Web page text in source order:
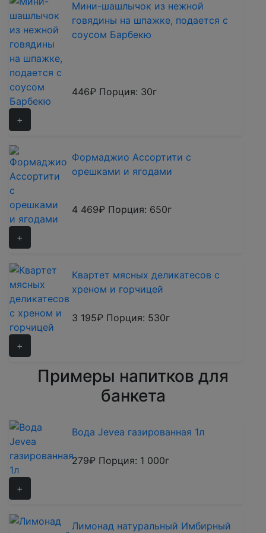
Мини-шашлычок из нежной
говядины на шпажке, подается с
соусом Барбекю
446₽ Порция: 30г
+
Формаджио Ассортити с
орешками и ягодами
4 469₽ Порция: 650г
+
Квартет мясных деликатесов с
хреном и горчицей
3 195₽ Порция: 530г
+
Примеры напитков для
банкета
Вода Jevea газированная 1л
279₽ Порция: 1 000г
+
Лимонад натуральный Имбирный
Оксана
Организатор конференции в
организацию питания.
профессионализм,
заинтересованность в